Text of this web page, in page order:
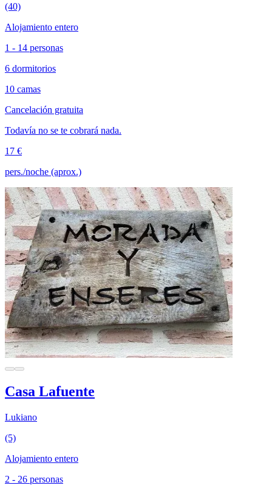
(40)
Alojamiento entero
1 - 14 personas
6 dormitorios
10 camas
Cancelación gratuita
Todavía no se te cobrará nada.
17 €
pers./noche (aprox.)
Casa Lafuente
Lukiano
(5)
Alojamiento entero
2 - 26 personas